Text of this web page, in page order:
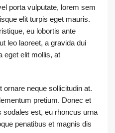
porta vulputate, lorem sem
elit turpis eget mauris.
eu lobortis ante
leo laoreet, a gravida dui
eget elit mollis, at
ornare neque sollicitudin at.
pretium. Donec et
est, eu rhoncus urna
penatibus et magnis dis